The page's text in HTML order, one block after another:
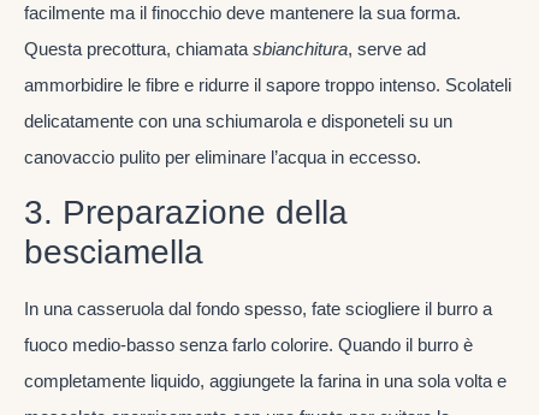
facilmente ma il finocchio deve mantenere la sua forma.
Questa precottura, chiamata sbianchitura, serve ad
ammorbidire le fibre e ridurre il sapore troppo intenso. Scolateli
delicatamente con una schiumarola e disponeteli su un
canovaccio pulito per eliminare l’acqua in eccesso.
3. Preparazione della
besciamella
In una casseruola dal fondo spesso, fate sciogliere il burro a
fuoco medio-basso senza farlo colorire. Quando il burro è
completamente liquido, aggiungete la farina in una sola volta e